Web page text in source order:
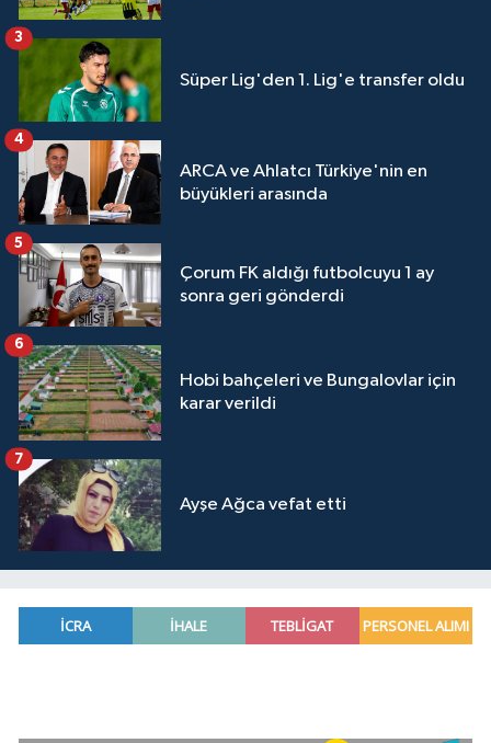
Süper Lig'den 1. Lig'e transfer oldu
3
ARCA ve Ahlatcı Türkiye'nin en
büyükleri arasında
4
Çorum FK aldığı futbolcuyu 1 ay
sonra geri gönderdi
5
Hobi bahçeleri ve Bungalovlar için
karar verildi
6
Ayşe Ağca vefat etti
7